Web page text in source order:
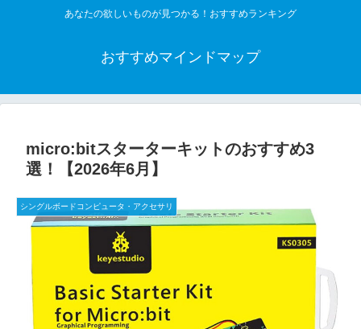
あなたの欲しいものが見つかる！おすすめランキング
おすすめマインドマップ
micro:bitスターターキットのおすすめ3
選！【2026年6月】
シングルボードコンピュータ・アクセサリ